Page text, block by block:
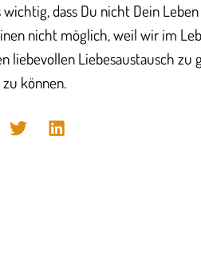
wichtig, dass Du nicht Dein
nicht möglich, weil wir im
liebevollen Liebesaustausch
können.